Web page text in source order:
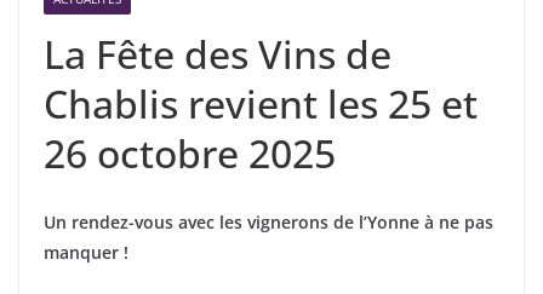
La Fête des Vins de
Chablis revient les 25 et
26 octobre 2025
Un rendez-vous avec les vignerons de l’Yonne à ne pas
manquer !